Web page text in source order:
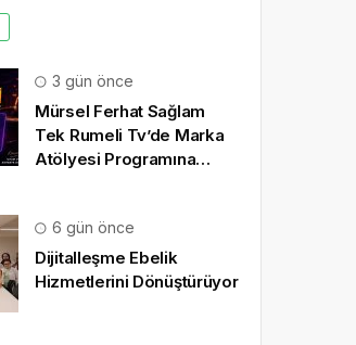
3 gün önce
Mürsel Ferhat Sağlam
Tek Rumeli Tv’de Marka
Atölyesi Programına
6 gün önce
Dijitalleşme Ebelik
Hizmetlerini Dönüştürüyor